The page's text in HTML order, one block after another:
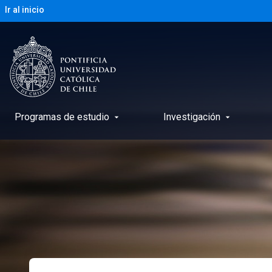
Ir al inicio
Programas de estudio arrow_drop_down Investigación arrow_drop_down